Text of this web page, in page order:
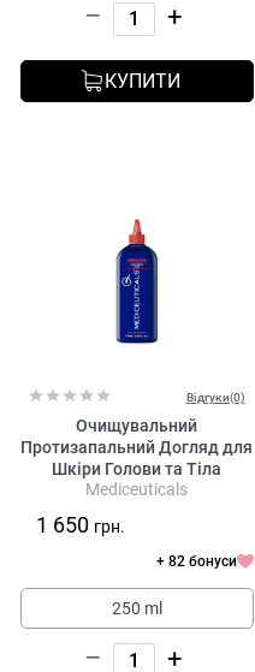
– +
КУПИТИ
Відгуки(0)
Очищувальний
Протизапальний Догляд для
Шкіри Голови та Тіла
Mediceuticals Therarx Scalp &
Mediceuticals
1 650 грн.
+ 82 бонуси
250 ml
– +